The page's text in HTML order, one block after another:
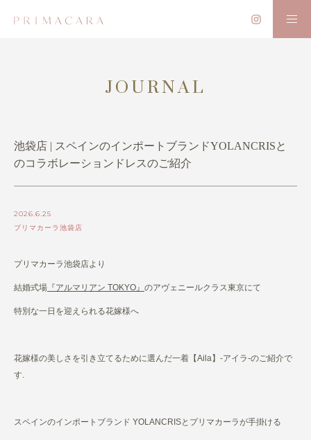
JOURNAL
池袋店 | スペインのインポートブランドYOLANCRISと
のコラボレーションドレスのご紹介
2026.6.25
プリマカーラ池袋店
プリマカーラ池袋店より
結婚式場 『アルマリアン TOKYO』 のアヴェニールクラス東京にて
特別な一日を迎えられる花嫁様へ
花嫁様の美しさを引き立てるために選んだ一着【Aila】-アイラ-のご紹介で
す.
スペインのインポートブランド YOLANCRISとプリマカーラが手掛ける